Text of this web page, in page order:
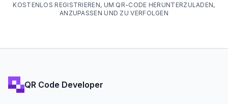
KOSTENLOS REGISTRIEREN, UM QR-CODE HERUNTERZULADEN,
ANZUPASSEN UND ZU VERFOLGEN
QR Code Developer